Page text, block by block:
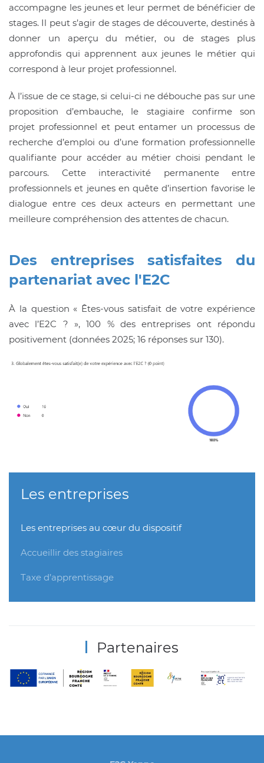
accompagne les jeunes et leur permet de bénéficier de
stages. Il peut s’agir de stages de découverte, destinés à
donner un aperçu du métier, ou de stages plus
approfondis qui apprennent aux jeunes le métier qui
correspond à leur projet professionnel.
À l’issue de ce stage, si celui-ci ne débouche pas sur une
proposition d’embauche, le stagiaire confirme son
projet professionnel et peut entamer un processus de
recherche d’emploi ou d’une formation professionnelle
qualifiante pour accéder au métier choisi pendant le
parcours. Cette interactivité permanente entre
professionnels et jeunes en quête d’insertion favorise le
dialogue entre ces deux acteurs en permettant une
meilleure compréhension des attentes de chacun.
Des entreprises satisfaites du
partenariat avec l'E2C
À la question « Êtes-vous satisfait de votre expérience
avec l’E2C ? », 100 % des entreprises ont répondu
positivement (données 2025; 16 réponses sur 130).
Les entreprises
Les entreprises au cœur du dispositif
Accueillir des stagiaires
Taxe d’apprentissage
Partenaires